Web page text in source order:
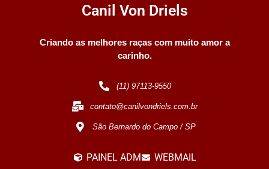
Canil Von Driels
Criando as melhores raças com muito amor a
carinho.
(11) 97113-9550
contato@canilvondriels.com.br
São Bernardo do Campo / SP
PAINEL ADM WEBMAIL